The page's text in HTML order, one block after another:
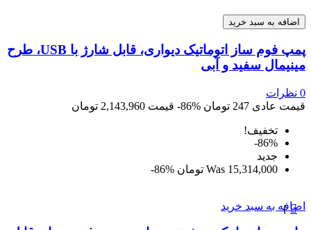
اضافه به سبد خرید
پمپ فوم ساز اتوماتیک دیواری، قابل شارژ با USB، طرح
مینیمال سفید و آبی
0 نظرات
قیمت عادی 247 تومان ‎-86% قیمت 2,143,960 تومان
تخفیف!
‎-86%
جديد
Was 15,314,000 تومان ‎-86%
اضافه به سبد خرید

}